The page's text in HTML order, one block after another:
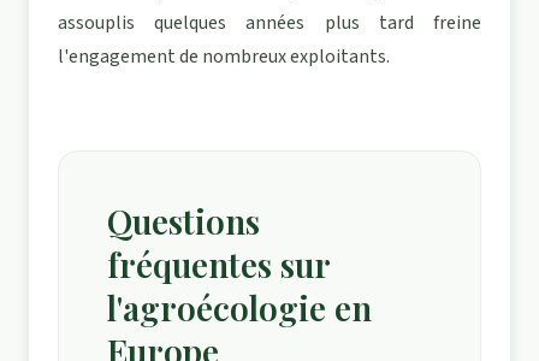
assouplis quelques années plus tard freine
l'engagement de nombreux exploitants.
Questions
fréquentes sur
l'agroécologie en
Europe